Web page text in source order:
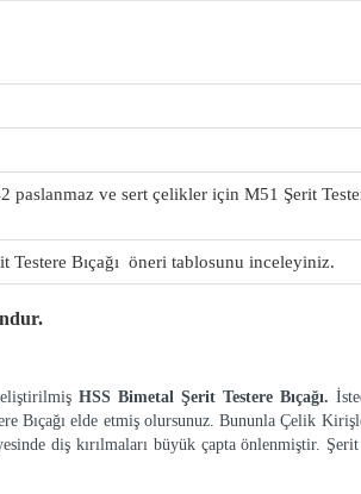
ve sert çelikler için M51 Şerit
Testere Bıçağı öneri tablosunu inceleyiniz.
HSS Bimetal Şerit Testere Bıçağı.
Bıçağı elde etmiş olursunuz. Bununla Çelik
diş kırılmaları büyük çapta önlenmiştir. Şerit